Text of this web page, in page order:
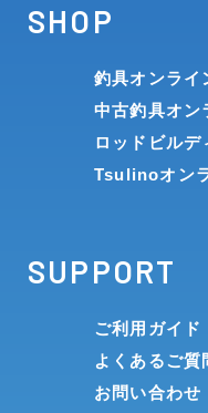
SHOP
釣具オンライ
中古釣具オン
ロッドビル
Tsulinoオン
SUPPORT
ご利用ガイド
よくあるご質
お問い合わせ